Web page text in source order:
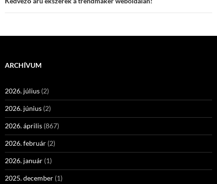
ARCHÍVUM
2026. július (2)
2026. június (2)
2026. április (867)
2026. február (2)
2026. január (1)
2025. december (1)